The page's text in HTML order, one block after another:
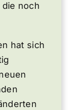
noch
hat sich